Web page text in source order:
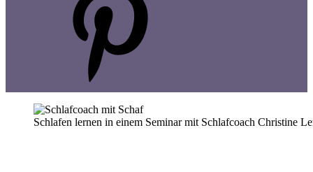
Schlafen lernen in einem Seminar mit Schlafcoach Christine